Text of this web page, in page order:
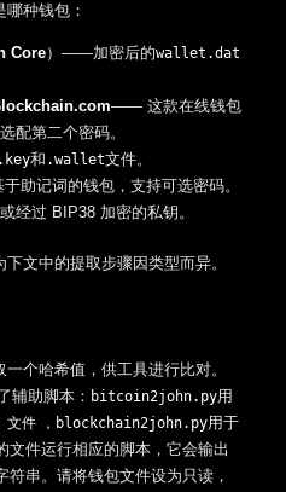
种钱包：
Core）——加密后的wallet.dat
—— 这款在线钱包
配第二个密码。
和 .wallet文件。
助记词的钱包，支持可选密码。
过 BIP38 加密的私钥。
文中的提取步骤因类型而异。
个哈希值，供工具进行比对。
辅助脚本： bitcoin2john.py用
件 ，blockchain2john.py用于
文件运行相应的脚本，它会输出
串。请将钱包文件设为只读，